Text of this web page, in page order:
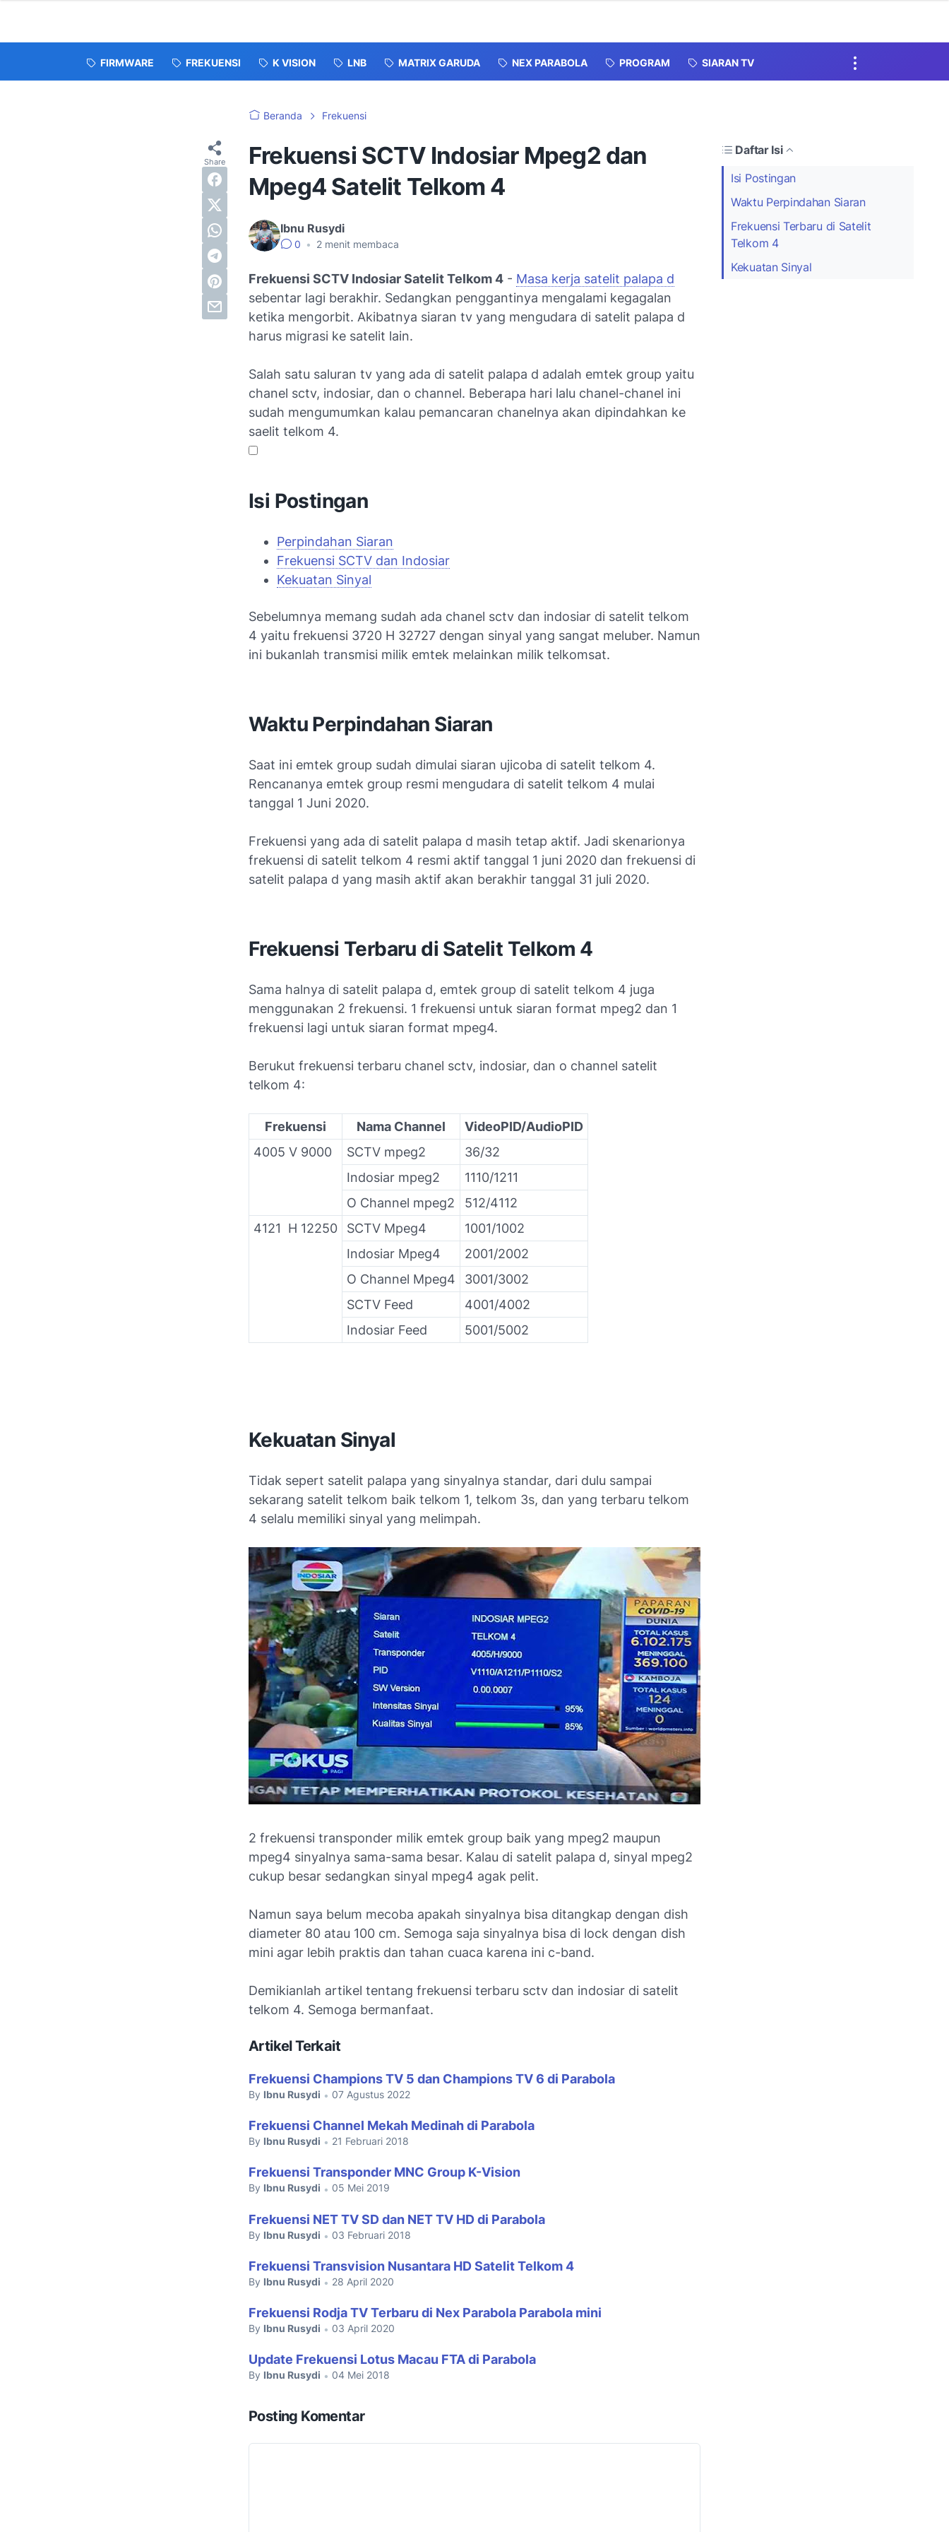
FIRMWARE FREKUENSI K VISION LNB MATRIX GARUDA NEX PARABOLA PROGRAM SIARAN TV
Beranda Frekuensi
Frekuensi SCTV Indosiar Mpeg2 dan
Mpeg4 Satelit Telkom 4
Ibnu Rusydi
0 • 2 menit membaca
Daftar Isi
Isi Postingan
Waktu Perpindahan Siaran
Frekuensi Terbaru di Satelit
Telkom 4
Kekuatan Sinyal
Frekuensi SCTV Indosiar Satelit Telkom 4 - Masa kerja satelit palapa d
sebentar lagi berakhir. Sedangkan penggantinya mengalami kegagalan
ketika mengorbit. Akibatnya siaran tv yang mengudara di satelit palapa d
harus migrasi ke satelit lain.
Salah satu saluran tv yang ada di satelit palapa d adalah emtek group yaitu
chanel sctv, indosiar, dan o channel. Beberapa hari lalu chanel-chanel ini
sudah mengumumkan kalau pemancaran chanelnya akan dipindahkan ke
saelit telkom 4.
Isi Postingan
Perpindahan Siaran
Frekuensi SCTV dan Indosiar
Kekuatan Sinyal
Sebelumnya memang sudah ada chanel sctv dan indosiar di satelit telkom
4 yaitu frekuensi 3720 H 32727 dengan sinyal yang sangat meluber. Namun
ini bukanlah transmisi milik emtek melainkan milik telkomsat.
Waktu Perpindahan Siaran
Saat ini emtek group sudah dimulai siaran ujicoba di satelit telkom 4.
Rencananya emtek group resmi mengudara di satelit telkom 4 mulai
tanggal 1 Juni 2020.
Frekuensi yang ada di satelit palapa d masih tetap aktif. Jadi skenarionya
frekuensi di satelit telkom 4 resmi aktif tanggal 1 juni 2020 dan frekuensi di
satelit palapa d yang masih aktif akan berakhir tanggal 31 juli 2020.
Frekuensi Terbaru di Satelit Telkom 4
Sama halnya di satelit palapa d, emtek group di satelit telkom 4 juga
menggunakan 2 frekuensi. 1 frekuensi untuk siaran format mpeg2 dan 1
frekuensi lagi untuk siaran format mpeg4.
Berukut frekuensi terbaru chanel sctv, indosiar, dan o channel satelit
telkom 4:
Frekuensi Nama Channel
VideoPID/AudioPID
4005 V 9000
SCTV mpeg2
36/32
Indosiar mpeg2
1110/1211
O Channel mpeg2
512/4112
4121 H 12250
SCTV Mpeg4
1001/1002
Indosiar Mpeg4
2001/2002
O Channel Mpeg4
3001/3002
SCTV Feed
4001/4002
Indosiar Feed
5001/5002
Kekuatan Sinyal
Tidak sepert satelit palapa yang sinyalnya standar, dari dulu sampai
sekarang satelit telkom baik telkom 1, telkom 3s, dan yang terbaru telkom
4 selalu memiliki sinyal yang melimpah.
2 frekuensi transponder milik emtek group baik yang mpeg2 maupun
mpeg4 sinyalnya sama-sama besar. Kalau di satelit palapa d, sinyal mpeg2
cukup besar sedangkan sinyal mpeg4 agak pelit.
Namun saya belum mecoba apakah sinyalnya bisa ditangkap dengan dish
diameter 80 atau 100 cm. Semoga saja sinyalnya bisa di lock dengan dish
mini agar lebih praktis dan tahan cuaca karena ini c-band.
Demikianlah artikel tentang frekuensi terbaru sctv dan indosiar di satelit
telkom 4. Semoga bermanfaat.
Artikel Terkait
Frekuensi Champions TV 5 dan Champions TV 6 di Parabola
By Ibnu Rusydi • 07 Agustus 2022
Frekuensi Channel Mekah Medinah di Parabola
By Ibnu Rusydi • 21 Februari 2018
Frekuensi Transponder MNC Group K-Vision
By Ibnu Rusydi • 05 Mei 2019
Frekuensi NET TV SD dan NET TV HD di Parabola
By Ibnu Rusydi • 03 Februari 2018
Frekuensi Transvision Nusantara HD Satelit Telkom 4
By Ibnu Rusydi • 28 April 2020
Frekuensi Rodja TV Terbaru di Nex Parabola Parabola mini
By Ibnu Rusydi • 03 April 2020
Update Frekuensi Lotus Macau FTA di Parabola
By Ibnu Rusydi • 04 Mei 2018
Posting Komentar